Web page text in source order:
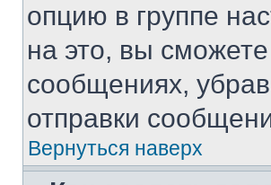
опцию в группе
на это, вы
сообщениях,
отправки
Вернуться наверх